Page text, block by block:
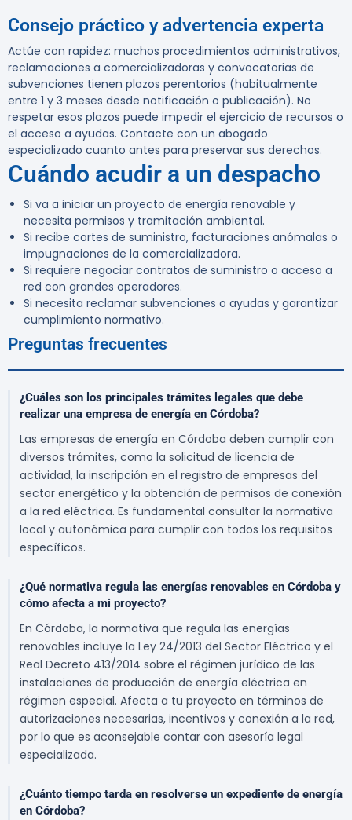
Consejo práctico y advertencia experta
Actúe con rapidez: muchos procedimientos administrativos,
reclamaciones a comercializadoras y convocatorias de
subvenciones tienen plazos perentorios (habitualmente
entre 1 y 3 meses desde notificación o publicación). No
respetar esos plazos puede impedir el ejercicio de recursos o
el acceso a ayudas. Contacte con un abogado
especializado cuanto antes para preservar sus derechos.
Cuándo acudir a un despacho
Si va a iniciar un proyecto de energía renovable y
necesita permisos y tramitación ambiental.
Si recibe cortes de suministro, facturaciones anómalas o
impugnaciones de la comercializadora.
Si requiere negociar contratos de suministro o acceso a
red con grandes operadores.
Si necesita reclamar subvenciones o ayudas y garantizar
cumplimiento normativo.
Preguntas frecuentes
¿Cuáles son los principales trámites legales que debe
realizar una empresa de energía en Córdoba?
Las empresas de energía en Córdoba deben cumplir con
diversos trámites, como la solicitud de licencia de
actividad, la inscripción en el registro de empresas del
sector energético y la obtención de permisos de conexión
a la red eléctrica. Es fundamental consultar la normativa
local y autonómica para cumplir con todos los requisitos
específicos.
¿Qué normativa regula las energías renovables en Córdoba y
cómo afecta a mi proyecto?
En Córdoba, la normativa que regula las energías
renovables incluye la Ley 24/2013 del Sector Eléctrico y el
Real Decreto 413/2014 sobre el régimen jurídico de las
instalaciones de producción de energía eléctrica en
régimen especial. Afecta a tu proyecto en términos de
autorizaciones necesarias, incentivos y conexión a la red,
por lo que es aconsejable contar con asesoría legal
especializada.
¿Cuánto tiempo tarda en resolverse un expediente de energía
en Córdoba?